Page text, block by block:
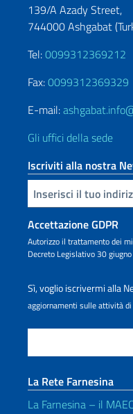
139/A Azady Street,
744000 Ashgabat
Tel:0099312369212
Fax:0099312369329
E-mail:
Gli uffici della sede
Iscriviti alla nostra
Inserisci la tua email
Accettazione GDPR
Autorizzo il trattamento dei
Decreto Legislativo 30
Sì, voglio iscrivermi alla
aggiornamenti sulle attività
La Rete Farnesina
La Farnesina – il